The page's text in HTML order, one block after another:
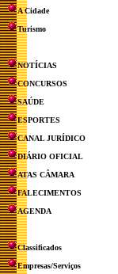
A Cidade
Turismo
NOTÍCIAS
CONCURSOS
SAÚDE
ESPORTES
CANAL JURÍDICO
DIÁRIO OFICIAL
ATAS CÂMARA
FALECIMENTOS
AGENDA
Classificados
Empresas/Serviços